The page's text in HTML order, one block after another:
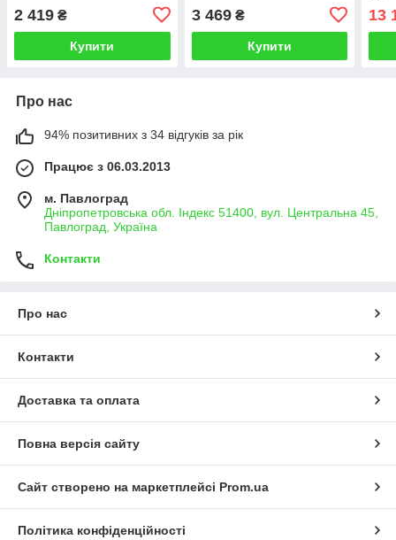
2 419 ₴
Купити
3 469₴
Купити
13
Про нас
94% позитивних з 34 відгуків за рік
Працює з 06.03.2013
м. Павлоград
Дніпропетровська обл. Індекс 51400, вул. Центральна 45,
Павлоград, Україна
Контакти
Про нас
Контакти
Доставка та оплата
Повна версія сайту
Сайт створено на маркетплейсі Prom.ua
Політика конфіденційності